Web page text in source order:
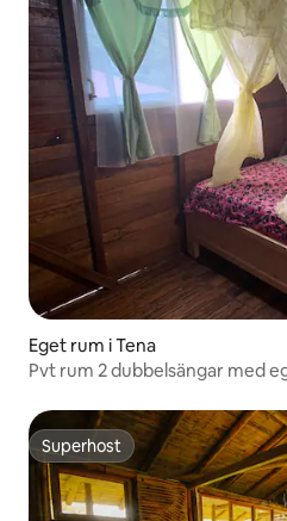
Eget rum i Tena
Pvt rum 2 dubbelsängar med
Superhost
Superhost